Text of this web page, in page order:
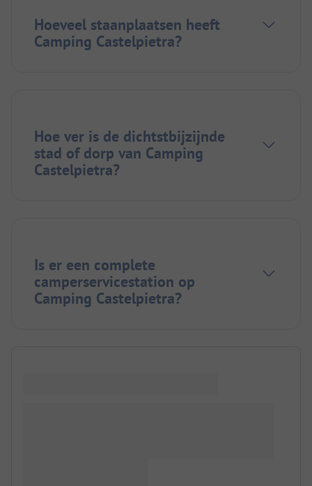
Hoeveel staanplaatsen heeft
Camping Castelpietra?
Hoe ver is de dichtstbijzijnde
stad of dorp van Camping
Castelpietra?
Is er een complete
camperservicestation op
Camping Castelpietra?